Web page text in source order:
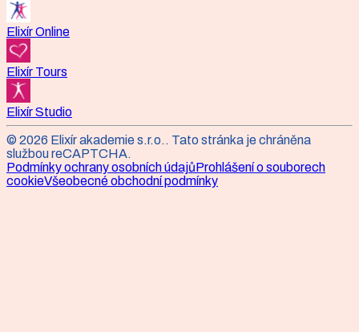
Elixír Online
Elixír Tours
Elixír Studio
© 2026 Elixír akademie s.r.o. . Tato stránka je chráněna
službou reCAPTCHA.
Podmínky ochrany osobních údajůProhlášení o souborech
cookieVšeobecné obchodní podmínky